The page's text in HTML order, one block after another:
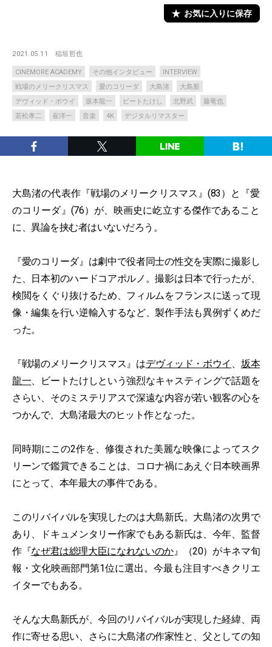
お気に入りに保存
2021.05.11 稲垣哲也
CINEMORE ACADEMY その他インタビュー
INTERVIEW
戦場のメリークリスマス
愛のコリーダ 大島渚
大島新
デヴィッド・ボウイ
坂本龍一 ビートたけし 北野武
藤竜也
若松孝二
崔洋一 音楽 4K デジタルリマスター
大島渚の代表作『戦場のメリークリスマス』(83）と『愛
のコリーダ』(76）が、映画史に屹立する傑作であること
に、異論を挟む者はいないだろう。
『愛のコリーダ』は劇中で役者同士の性交を実際に撮影し
た、日本初のハードコアポルノ。撮影は日本で行ったが、
検閲をくぐり抜けるため、フィルムをフランスに送って現
像・編集を行い逆輸入するなど、製作手法も異例ずくめだ
った。
『戦場のメリークリスマス』はデヴィッド・ボウイ 、 坂本
龍一、ビートたけしという強烈なキャスティングで話題を
さらい、そのミステリアスで深遠な内容が若い観客の心を
つかんで、大島渚最大のヒット作となった。
同時期にこの2作を、修復された美麗な映像によってスク
リーンで鑑賞できることは、コロナ禍にあえぐ日本映画界
にとって、本年最大の事件である。
このリバイバルを実現したのは大島新氏。大島渚の次男で
あり、ドキュメンタリー作家でもある新氏は、今年、監督
作『なぜ君は総理大臣になれないのか』（20）がキネマ旬
報・文化映画部門第1位に選出。今最も注目すべきクリエ
イターでもある。
そんな大島新氏が、今回のリバイバルが実現した経緯、両
作に寄せる思い、さらに大島渚の作家性と、父としての知